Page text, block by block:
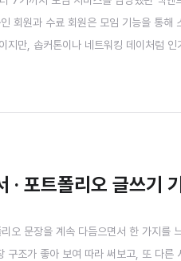
회원과 수료 회원은 모임 기능을 통해
지만, 솝커톤이나 네트워킹 데이처럼
· 포트폴리오 글쓰기
오 문장을 계속 다듬으면서 한 가지를
구조가 좋아 보여 따라 써보고, 또 다